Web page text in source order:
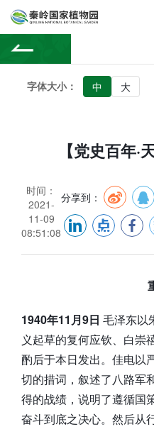
字体大小： 中 大
【党史百年·
时间：
2021-
11-09
08:51:08
分享到：
1940年11月9日 毛泽东以
义起草的复何应钦、白崇
酌后于本日发出。佳电以
切的措词，叙述了八路军
得的战绩，说明了遵循国
奋斗到底之决心。然后从